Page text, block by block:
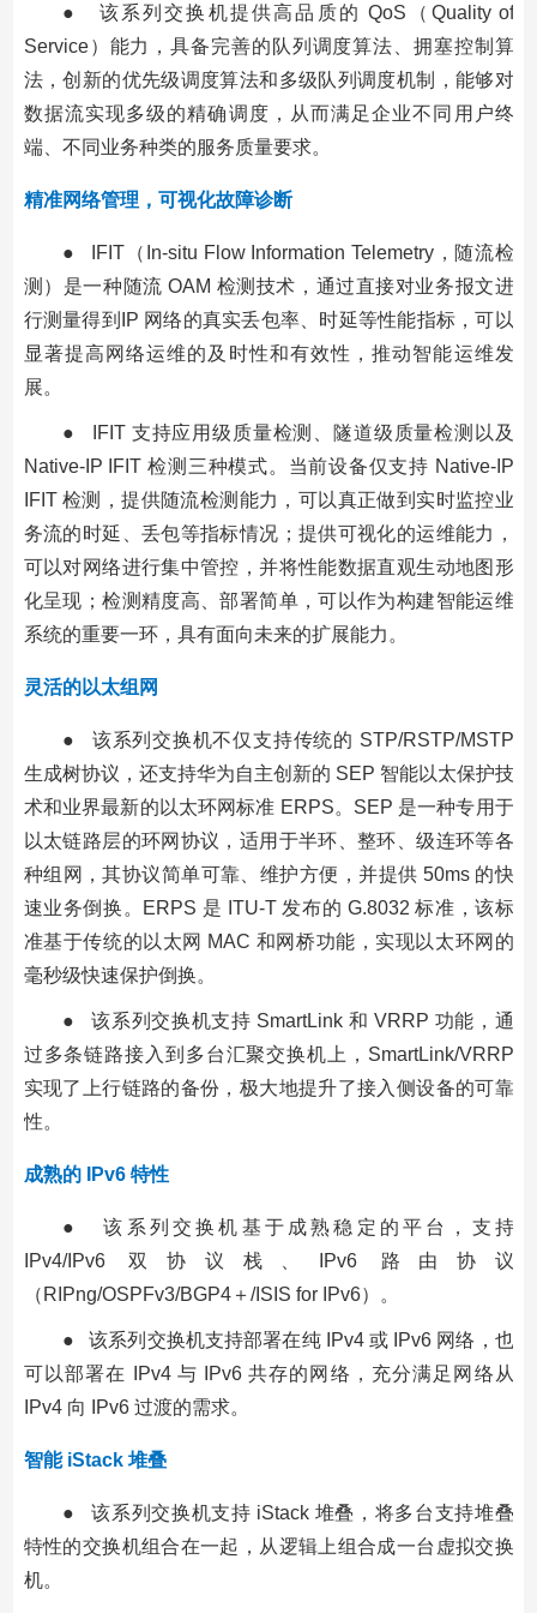
● 该系列交换机提供高品质的 QoS（Quality of
Service）能力，具备完善的队列调度算法、拥塞控制算
法，创新的优先级调度算法和多级队列调度机制，能够对
数据流实现多级的精确调度，从而满足企业不同用户终
端、不同业务种类的服务质量要求。
精准网络管理，可视化故障诊断
● IFIT（In-situ Flow Information Telemetry，随流检
测）是一种随流 OAM 检测技术，通过直接对业务报文进
行测量得到IP 网络的真实丢包率、时延等性能指标，可以
显著提高网络运维的及时性和有效性，推动智能运维发
展。
● IFIT 支持应用级质量检测、隧道级质量检测以及
Native-IP IFIT 检测三种模式。当前设备仅支持 Native-IP
IFIT 检测，提供随流检测能力，可以真正做到实时监控业
务流的时延、丢包等指标情况；提供可视化的运维能力，
可以对网络进行集中管控，并将性能数据直观生动地图形
化呈现；检测精度高、部署简单，可以作为构建智能运维
系统的重要一环，具有面向未来的扩展能力。
灵活的以太组网
● 该系列交换机不仅支持传统的 STP/RSTP/MSTP
生成树协议，还支持华为自主创新的 SEP 智能以太保护技
术和业界最新的以太环网标准 ERPS。SEP 是一种专用于
以太链路层的环网协议，适用于半环、整环、级连环等各
种组网，其协议简单可靠、维护方便，并提供 50ms 的快
速业务倒换。ERPS 是 ITU-T 发布的 G.8032 标准，该标
准基于传统的以太网 MAC 和网桥功能，实现以太环网的
毫秒级快速保护倒换。
● 该系列交换机支持 SmartLink 和 VRRP 功能，通
过多条链路接入到多台汇聚交换机上，SmartLink/VRRP
实现了上行链路的备份，极大地提升了接入侧设备的可靠
性。
成熟的 IPv6 特性
● 该系列交换机基于成熟稳定的平台，支持
IPv4/IPv6 双协议栈、IPv6 路由协议
（RIPng/OSPFv3/BGP4＋/ISIS for IPv6）。
● 该系列交换机支持部署在纯 IPv4 或 IPv6 网络，也
可以部署在 IPv4 与 IPv6 共存的网络，充分满足网络从
IPv4 向 IPv6 过渡的需求。
智能 iStack 堆叠
● 该系列交换机支持 iStack 堆叠，将多台支持堆叠
特性的交换机组合在一起，从逻辑上组合成一台虚拟交换
机。